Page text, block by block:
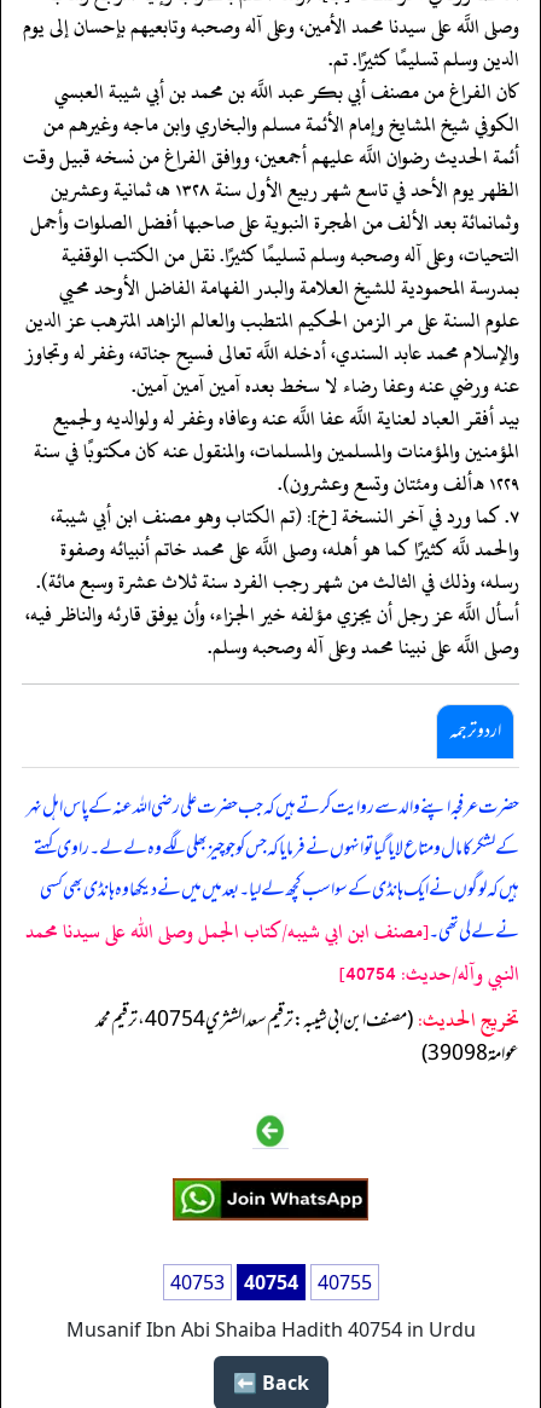
وصلى اللَّه على سيدنا محمد الأمين، وعلى آله وصحبه وتابعيهم بإحسان إلى يوم
الدين وسلم تسليمًا كثيرًا. تم.
كان الفراغ من مصنف أبي بكر عبد اللَّه بن محمد بن أبي شيبة العبسي
الكوفي شيخ المشايخ وإمام الأئمة مسلم والبخاري وابن ماجه وغيرهم من
أئمة الحديث رضوان اللَّه عليهم أجمعين، ووافق الفراغ من نسخه قبيل وقت
الظهر يوم الأحد في تاسع شهر ربيع الأول سنة ١٣٢٨ هـ، ثمانية وعشرين
وثمانمائة بعد الألف من الهجرة النبوية على صاحبها أفضل الصلوات وأجمل
التحيات، وعلى آله وصحبه وسلم تسليمًا كثيرًا. نقل من الكتب الوقفية
بمدرسة المحمودية للشيخ العلامة والبدر الفهامة الفاضل الأوحد محيي
علوم السنة على مر الزمن الحكيم المتطبب والعالم الزاهد المترهب عز الدين
والإسلام محمد عابد السندي، أدخله اللَّه تعالى فسيح جناته، وغفر له وتجاوز
عنه ورضي عنه وعفا رضاء لا سخط بعده آمين آمين آمين.
بيد أفقر العباد لعناية اللَّه عفا اللَّه عنه وعافاه وغفر له ولوالديه ولجميع
المؤمنين والمؤمنات والمسلمين والمسلمات، والمنقول عنه كان مكتوبًا في سنة
١٢٢٩ هـ ألف ومئتان وتسع وعشرون).
٧. كما ورد في آخر النسخة [خ]: (تم الكتاب وهو مصنف ابن أبي شيبة،
والحمد للَّه كثيرًا كما هو أهله، وصلى اللَّه على محمد خاتم أنبيائه وصفوة
رسله، وذلك في الثالث من شهر رجب الفرد سنة ثلاث عشرة وسبع مائة).
أسأل اللَّه عز رجل أن يجزي مؤلفه خير الجزاء، وأن يوفق قارئه والناظر فيه،
وصلى اللَّه على نبينا محمد وعلى آله وصحبه وسلم.
اردو ترجمہ
حضرت عرفجہ اپنے والد سے روایت کرتے ہیں کہ جب حضرت علی رضی اللہ عنہ کے پاس اہل نہر
کے لشکر کا مال ومتاع لایا گیا تو انہوں نے فرمایا کہ جس کو جو چیز بھلی لگے وہ لے لے۔ راوی کہتے
ہیں کہ لوگوں نے ایک ہانڈی کے سوا سب کچھ لے لیا۔ بعد میں میں نے دیکھا وہ ہانڈی بھی کسی
نے لے لی تھی۔[مصنف ابن ابي شيبه/كتاب الجمل وصلى الله على سيدنا محمد
النبي وآله/حدیث: 40754]
تخریج الحدیث:
(مصنف ابن ابي شيبه: ترقيم سعد الشثري 40754، ترقيم محمد
عوامة 39098)
40753 40754
40755
Musanif Ibn Abi Shaiba Hadith 40754 in Urdu
Back ⬅️